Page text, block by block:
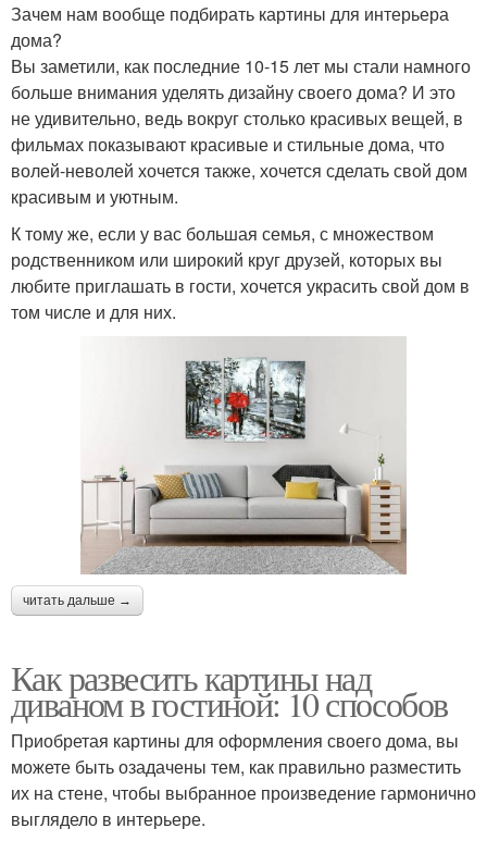
Зачем нам вообще подбирать картины для интерьера
дома?
Вы заметили, как последние 10-15 лет мы стали намного
больше внимания уделять дизайну своего дома? И это
не удивительно, ведь вокруг столько красивых вещей, в
фильмах показывают красивые и стильные дома, что
волей-неволей хочется также, хочется сделать свой дом
красивым и уютным.
К тому же, если у вас большая семья, с множеством
родственником или широкий круг друзей, которых вы
любите приглашать в гости, хочется украсить свой дом в
том числе и для них.
читать дальше →
Как развесить картины над
диваном в гостиной: 10 способов
Приобретая картины для оформления своего дома, вы
можете быть озадачены тем, как правильно разместить
их на стене, чтобы выбранное произведение гармонично
выглядело в интерьере.